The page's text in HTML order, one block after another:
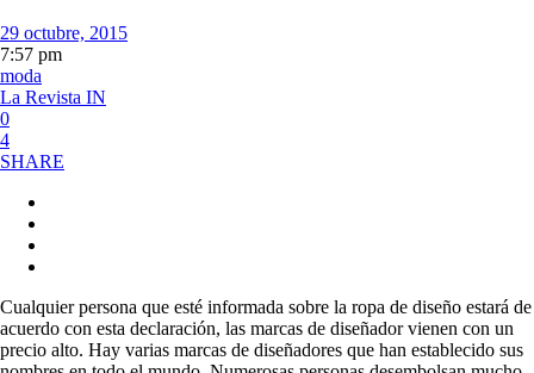
29 octubre, 2015
7:57 pm
moda
La Revista IN
0
4
SHARE
Cualquier persona que esté informada sobre la ropa de diseño estará de
acuerdo con esta declaración, las marcas de diseñador vienen con un
precio alto. Hay varias marcas de diseñadores que han establecido sus